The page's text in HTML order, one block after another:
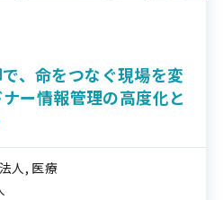
、命をつなぐ現場を変
ー情報管理の高度化と
人, 医療